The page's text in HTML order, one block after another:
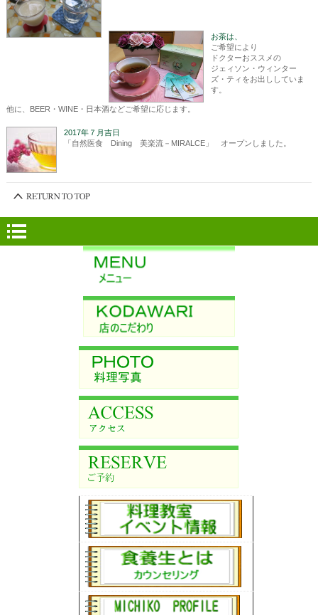
お茶は、
ご希望により
ドクターおススメの
ジェィソン・ウィンター
ズ・ティをお出ししていま
す。
他に、BEER・WINE・日本酒などご希望に応じます。
2017年７月吉日
「自然医食 Dining 美楽流－MIRALCE」 オープンしました。